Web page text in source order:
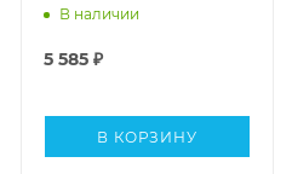
0W30 SL/CF, A3/B4 (5л)
В наличии
5 585 ₽
В КОРЗИНУ